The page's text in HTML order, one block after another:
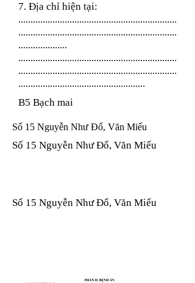
7. Địa chỉ hiện tại:
.................................................................
.................................................................
....................
.................................................................
.................................................................
....................................................
B5 Bạch mai
Số 15 Nguyễn Như Đổ, Văn Miếu
Số 15 Nguyễn Như Đổ, Văn Miếu
Số 15 Nguyễn Như Đổ, Văn Miếu